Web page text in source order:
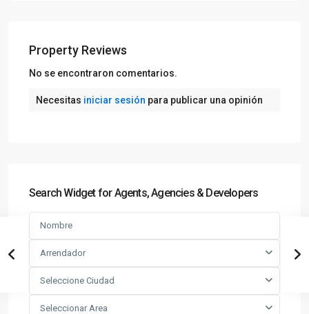
Property Reviews
No se encontraron comentarios.
Necesitas iniciar sesión para publicar una opinión
Search Widget for Agents, Agencies & Developers
Arrendador
Seleccione Ciudad
Seleccionar Area